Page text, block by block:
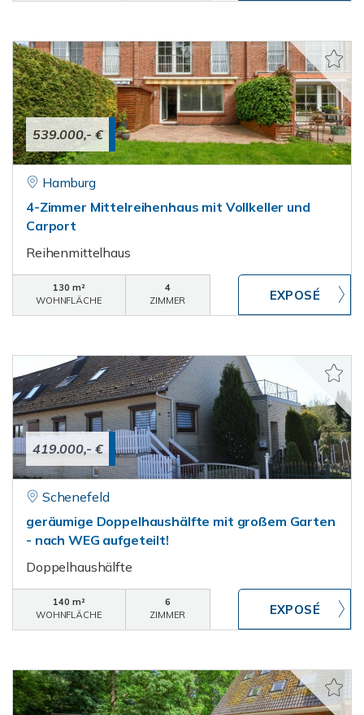
539.000,- €
Hamburg
4-Zimmer Mittelreihenhaus mit Vollkeller und
Carport
Reihenmittelhaus
130 m²
WOHNFLÄCHE
4
ZIMMER
419.000,- €
Schenefeld
geräumige Doppelhaushälfte mit großem Garten
- nach WEG aufgeteilt!
Doppelhaushälfte
140 m²
WOHNFLÄCHE
6
ZIMMER